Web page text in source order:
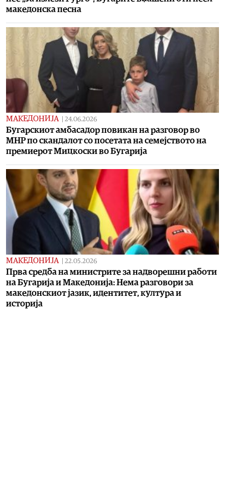
македонска песна
МАКЕДОНИЈА 24.06.2026
Бугарскиот амбасадор повикан на разговор во
МНР по скандалот со посетата на семејството на
премиерот Мицкоски во Бугарија
МАКЕДОНИЈА 22.05.2026
Прва средба на министрите за надворешни работи
на Бугарија и Македонија: Нема разговори за
македонскиот јазик, идентитет, култура и
историја